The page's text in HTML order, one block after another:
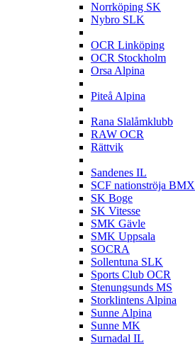
Norrköping SK
Nybro SLK
OCR Linköping
OCR Stockholm
Orsa Alpina
Piteå Alpina
Rana Slalåmklubb
RAW OCR
Rättvik
Sandenes IL
SCF nationströja BMX
SK Boge
SK Vitesse
SMK Gävle
SMK Uppsala
SOCRA
Sollentuna SLK
Sports Club OCR
Stenungsunds MS
Storklintens Alpina
Sunne Alpina
Sunne MK
Surnadal IL